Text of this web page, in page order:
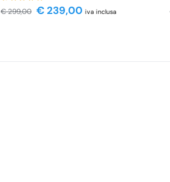
€299,00 €239,00 iva inclusa